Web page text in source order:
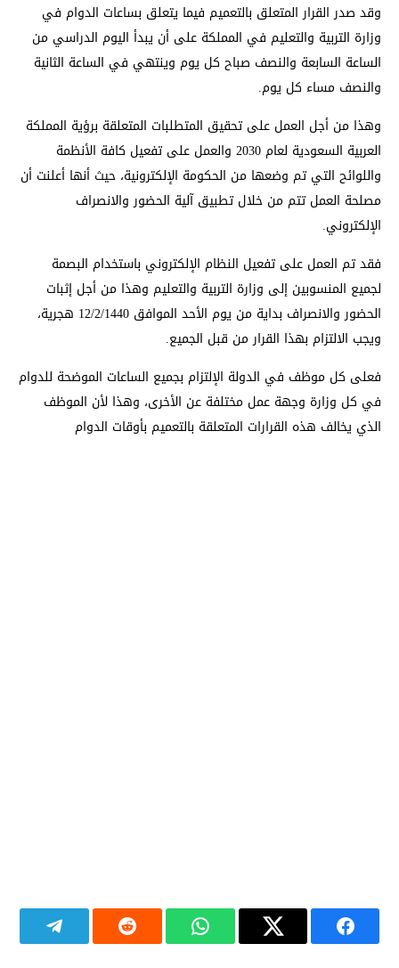
وقد صدر القرار المتعلق بالتعميم فيما يتعلق بساعات الدوام في
وزارة التربية والتعليم في المملكة على أن يبدأ اليوم الدراسي من
الساعة السابعة والنصف صباح كل يوم وينتهي في الساعة الثانية
والنصف مساء كل يوم.
وهذا من أجل العمل على تحقيق المتطلبات المتعلقة برؤية المملكة
العربية السعودية لعام 2030 والعمل على تفعيل كافة الأنظمة
واللوائح التي تم وضعها من الحكومة الإلكترونية، حيث أنها أعلنت أن
مصلحة العمل تتم من خلال تطبيق آلية الحضور والانصراف
الإلكتروني.
فقد تم العمل على تفعيل النظام الإلكتروني باستخدام البصمة
لجميع المنسوبين إلى وزارة التربية والتعليم وهذا من أجل إثبات
الحضور والانصراف بداية من يوم الأحد الموافق 12/2/1440 هجرية،
ويجب الالتزام بهذا القرار من قبل الجميع.
فعلى كل موظف في الدولة الإلتزام بجميع الساعات الموضحة للدوام
في كل وزارة وجهة عمل مختلفة عن الأخرى، وهذا لأن الموظف
الذي يخالف هذه القرارات المتعلقة بالتعميم بأوقات الدوام